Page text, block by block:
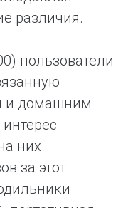
различия.
пользователи
и домашним
них
за этот